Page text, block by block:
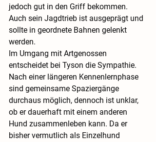
jedoch gut in den Griff bekommen.
Auch sein Jagdtrieb ist ausgeprägt und
sollte in geordnete Bahnen gelenkt
werden.
Im Umgang mit Artgenossen
entscheidet bei Tyson die Sympathie.
Nach einer längeren Kennenlernphase
sind gemeinsame Spaziergänge
durchaus möglich, dennoch ist unklar,
ob er dauerhaft mit einem anderen
Hund zusammenleben kann. Da er
bisher vermutlich als Einzelhund